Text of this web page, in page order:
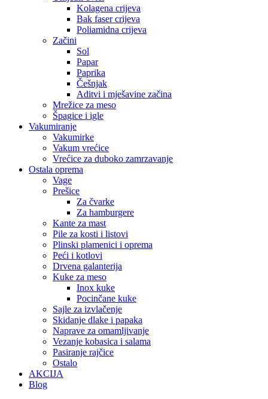
Kolagena crijeva
Bak faser crijeva
Poliamidna crijeva
Začini
Sol
Papar
Paprika
Češnjak
Aditvi i mješavine začina
Mrežice za meso
Špagice i igle
Vakumiranje
Vakumirke
Vakum vrećice
Vrećice za duboko zamrzavanje
Ostala oprema
Vage
Prešice
Za čvarke
Za hamburgere
Kante za mast
Pile za kosti i listovi
Plinski plamenici i oprema
Peći i kotlovi
Drvena galanterija
Kuke za meso
Inox kuke
Pocinčane kuke
Sajle za izvlačenje
Skidanje dlake i papaka
Naprave za omamljivanje
Vezanje kobasica i salama
Pasiranje rajčice
Ostalo
AKCIJA
Blog